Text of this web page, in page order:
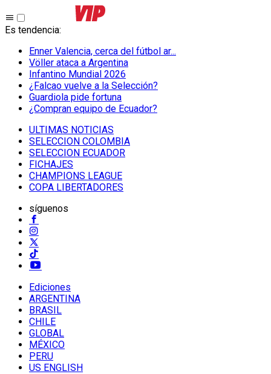
Es tendencia:
Enner Valencia, cerca del fútbol ar...
Völler ataca a Argentina
Infantino Mundial 2026
¿Falcao vuelve a la Selección?
Guardiola pide fortuna
¿Compran equipo de Ecuador?
ULTIMAS NOTICIAS
SELECCION COLOMBIA
SELECCION ECUADOR
FICHAJES
CHAMPIONS LEAGUE
COPA LIBERTADORES
síguenos
Ediciones
ARGENTINA
BRASIL
CHILE
GLOBAL
MÉXICO
PERU
US ENGLISH